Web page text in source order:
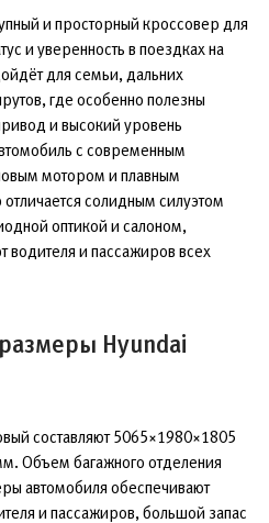
и просторный кроссовер для
и уверенность в поездках на
для семьи, дальних
где особенно полезны
и высокий уровень
с современным
мотором и плавным
солидным силуэтом
оптикой и салоном,
и пассажиров всех
Hyundai
составляют 5065×1980×1805
Объем багажного отделения
автомобиля обеспечивают
и пассажиров, большой запас